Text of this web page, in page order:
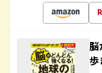
脳
歩